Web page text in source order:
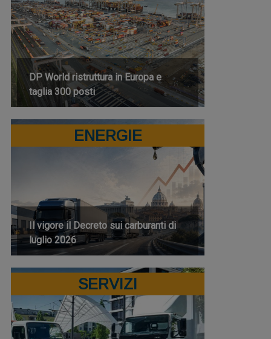
DP World ristruttura in Europa e
taglia 300 posti
ENERGIE
Il vigore il Decreto sui carburanti di
luglio 2026
SERVIZI